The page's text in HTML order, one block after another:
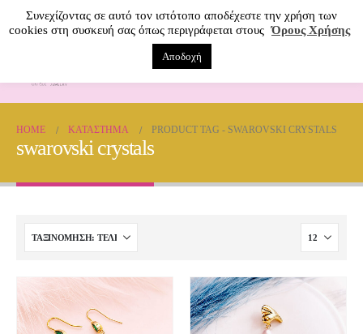
HOME ΚΑΤΆΣΤΗΜΑ PRODUCT TAG - SWAROVSKI CRYSTALS
swarovski crystals
Συνεχίζοντας σε αυτό τον ιστότοπο αποδέχεστε την χρήση των
cookies στη συσκευή σας όπως περιγράφεται στους Όρους Χρήσης
Αποδοχή